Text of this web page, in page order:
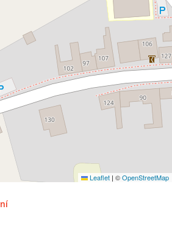
Leaflet | ©OpenStreetMap